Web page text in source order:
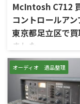
McIntosh C712
コントロールアン
東京都足立区で
ました
東京都足立区で、
コントロールアンプ「
を出張買取させていただ
した。今回のお品物は
McIntoshらしいガラス
オーディオ 遺品整理